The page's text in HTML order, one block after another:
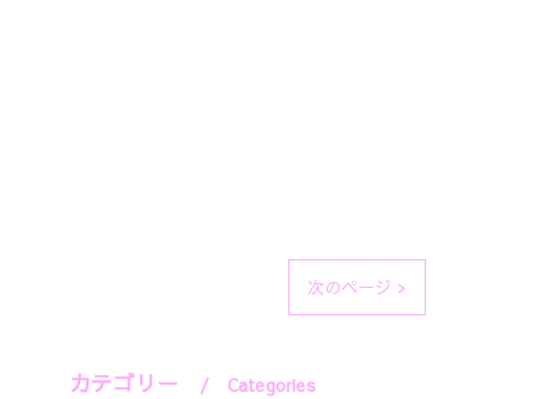
次のページ >
カテゴリー Categories